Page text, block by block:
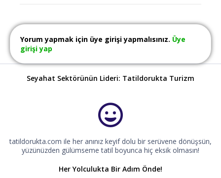
Yorum yapmak için üye girişi yapmalısınız. Üye
girişi yap
Seyahat Sektörünün Lideri: Tatildorukta Turizm
tatildorukta.com ile her anınız keyif dolu bir serüvene dönüşsün,
yüzünüzden gülümseme tatil boyunca hiç eksik olmasın!
Her Yolculukta Bir Adım Önde!